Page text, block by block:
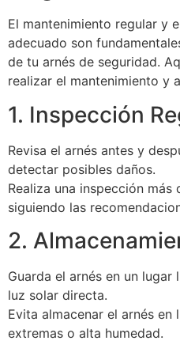
El mantenimiento regular y
adecuado son
de tu arnés de seguridad.
realizar el mantenimiento y
1. Inspección
Revisa el arnés antes y
detectar posibles daños.
Realiza una inspección
siguiendo las
2.
Guarda el arnés en un
luz solar directa.
Evita almacenar el arnés
extremas o alta humedad.